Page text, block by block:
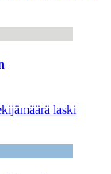
laski